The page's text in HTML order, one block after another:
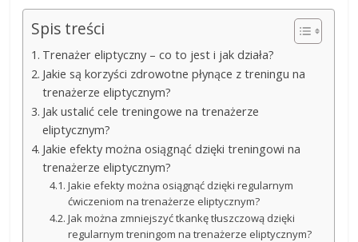
Spis treści
Trenażer eliptyczny – co to jest i jak działa?
Jakie są korzyści zdrowotne płynące z treningu na
trenażerze eliptycznym?
Jak ustalić cele treningowe na trenażerze
eliptycznym?
Jakie efekty można osiągnąć dzięki treningowi na
trenażerze eliptycznym?
Jakie efekty można osiągnąć dzięki regularnym
ćwiczeniom na trenażerze eliptycznym?
Jak można zmniejszyć tkankę tłuszczową dzięki
regularnym treningom na trenażerze eliptycznym?